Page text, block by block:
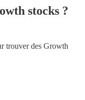
stocks ?
trouver des Growth